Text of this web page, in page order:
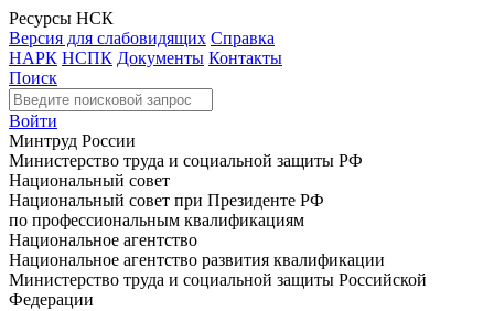
Ресурсы НСК
Версия для слабовидящих Справка
НАРК НСПК Документы Контакты
Поиск
Войти
Минтруд России
Министерство труда и социальной защиты РФ
Национальный совет
Национальный совет при Президенте РФ
по профессиональным квалификациям
Национальное агентство
Национальное агентство развития квалификации
Министерство труда и социальной защиты Российской
Федерации